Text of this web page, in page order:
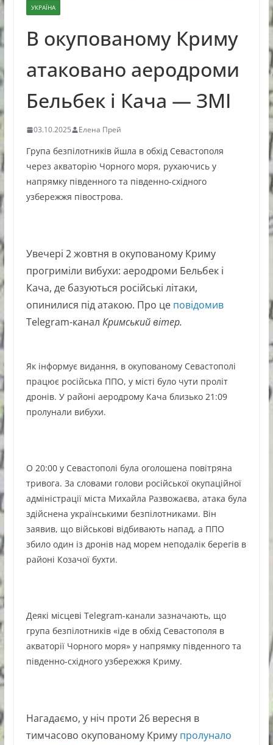
УКРАЇНА
В окупованому Криму
атаковано аеродроми
Бельбек і Кача — ЗМІ
03.10.2025 Елена Прей
Група безпілотників йшла в обхід Севастополя
через акваторію Чорного моря, рухаючись у
напрямку південного та південно-східного
узбережжя півострова.
Увечері 2 жовтня в окупованому Криму
прогриміли вибухи: аеродроми Бельбек і
Кача, де базуються російські літаки,
опинилися під атакою. Про це повідомив
Telegram-канал Кримський вітер.
Як інформує видання, в окупованому Севастополі
працює російська ППО, у місті було чути проліт
дронів. У районі аеродрому Кача близько 21:09
пролунали вибухи.
О 20:00 у Севастополі була оголошена повітряна
тривога. За словами голови російської окупаційної
адміністрації міста Михайла Развожаєва, атака була
здійснена українськими безпілотниками. Він
заявив, що військові відбивають напад, а ППО
збило один із дронів над морем неподалік берегів в
районі Козачої бухти.
Деякі місцеві Telegram-канали зазначають, що
група безпілотників «іде в обхід Севастополя в
акваторії Чорного моря» у напрямку південного та
південно-східного узбережжя Криму.
Нагадаємо, у ніч проти 26 вересня в
тимчасово окупованому Криму пролунало